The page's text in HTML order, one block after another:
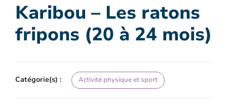
Karibou – Les ratons
fripons (20 à 24 mois)
Catégorie(s) : Activité physique et sport